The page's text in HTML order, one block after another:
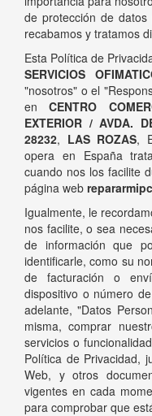
de protección de
recabamos y tratamos
Esta Política de
SERVICIOS
"nosotros" o el
enCENTRO
EXTERIOR / AVDA.
28232, LAS ROZAS,
opera en España
cuando nos los facilite
página web
Igualmente, le
nos facilite, o sea
de información que
identificarle, como su
de facturación o
dispositivo o número
adelante, "Datos
misma, comprar
servicios o
Política de Privacidad,
Web, y otros
vigentes en cada
para comprobar que